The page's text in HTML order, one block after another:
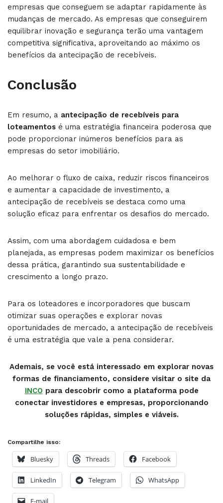
empresas que conseguem se adaptar rapidamente às
mudanças de mercado. As empresas que conseguirem
equilibrar inovação e segurança terão uma vantagem
competitiva significativa, aproveitando ao máximo os
benefícios da antecipação de recebíveis.
Conclusão
Em resumo, a antecipação de recebíveis para
loteamentos é uma estratégia financeira poderosa que
pode proporcionar inúmeros benefícios para as
empresas do setor imobiliário.
Ao melhorar o fluxo de caixa, reduzir riscos financeiros
e aumentar a capacidade de investimento, a
antecipação de recebíveis se destaca como uma
solução eficaz para enfrentar os desafios do mercado.
Assim, com uma abordagem cuidadosa e bem
planejada, as empresas podem maximizar os benefícios
dessa prática, garantindo sua sustentabilidade e
crescimento a longo prazo.
Para os loteadores e incorporadores que buscam
otimizar suas operações e explorar novas
oportunidades de mercado, a antecipação de recebíveis
é uma estratégia que vale a pena considerar.
Ademais, se você está interessado em explorar novas
formas de financiamento, considere visitar o site da
INCO para descobrir como a plataforma pode
conectar investidores e empresas, proporcionando
soluções rápidas, simples e viáveis.
Compartilhe isso:
Bluesky Threads Facebook
LinkedIn Telegram WhatsApp
E-mail